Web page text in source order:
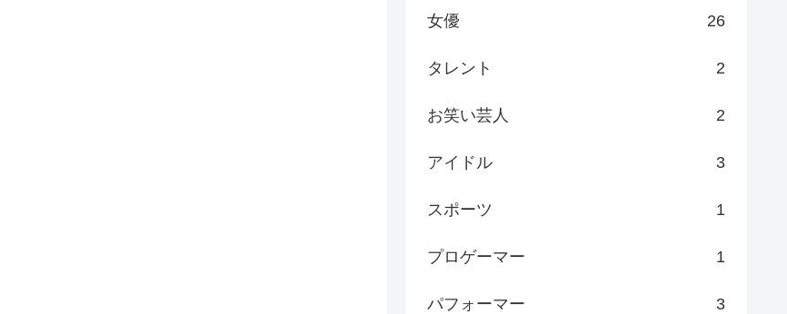
女優 26
タレント 2
お笑い芸人 2
アイドル 3
スポーツ 1
プロゲーマー 1
パフォーマー 3